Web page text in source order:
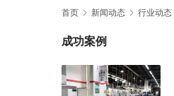
首页 新闻动态 行业动态
成功案例